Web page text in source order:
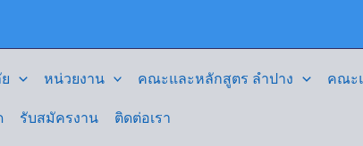
หน่วยงาน คณะและหลักสูตร ลำปาง คณะ
รับสมัครงาน ติดต่อเรา